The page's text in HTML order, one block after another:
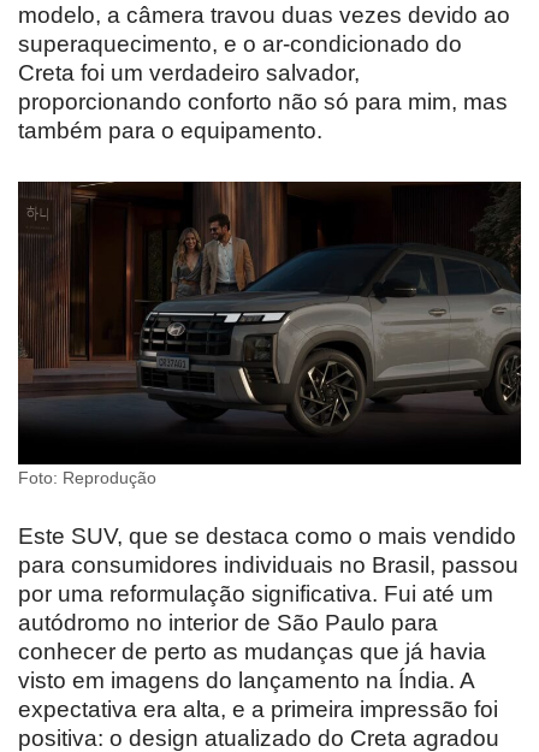
modelo, a câmera travou duas vezes devido ao
superaquecimento, e o ar-condicionado do
Creta foi um verdadeiro salvador,
proporcionando conforto não só para mim, mas
também para o equipamento.
Foto: Reprodução
Este SUV, que se destaca como o mais vendido
para consumidores individuais no Brasil, passou
por uma reformulação significativa. Fui até um
autódromo no interior de São Paulo para
conhecer de perto as mudanças que já havia
visto em imagens do lançamento na Índia. A
expectativa era alta, e a primeira impressão foi
positiva: o design atualizado do Creta agradou